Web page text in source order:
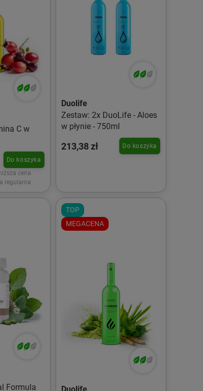
C w
Do koszyka
cena
regularna
Duolife
Zestaw: 2x DuoLife - Aloes
w płynie - 750ml
213,38 zł Do koszyka
Formula
TOP
MEGACENA